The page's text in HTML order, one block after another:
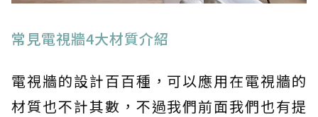
常見電視牆4大材質介紹
電視牆的設計百百種，可以應用在電視牆的
材質也不計其數，不過我們前面我們也有提